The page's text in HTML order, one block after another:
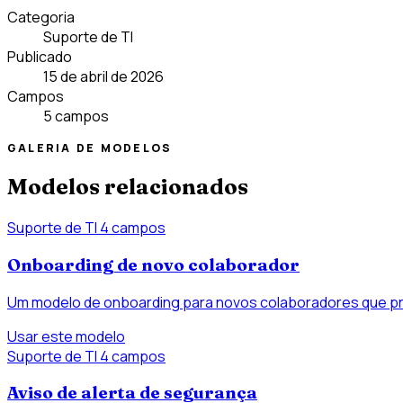
Categoria
Suporte de TI
Publicado
15 de abril de 2026
Campos
5 campos
GALERIA DE MODELOS
Modelos relacionados
Suporte de TI 4 campos
Onboarding de novo colaborador
Um modelo de onboarding para novos colaboradores que
Usar este modelo
Suporte de TI 4 campos
Aviso de alerta de segurança